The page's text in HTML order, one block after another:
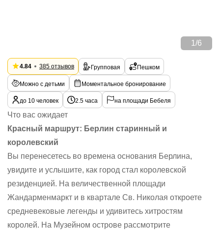
1 /6
4.84 385 отзывов Групповая Пешком
Можно с детьми Моментальное бронирование
до 10 человек 2.5 часа на площади Бебеля
Что вас ожидает
Красный маршрут: Берлин старинный и
королевский
Вы перенесетесь во времена основания Берлина,
увидите и услышите, как город стал королевской
резиденцией. На величественной площади
Жандарменмаркт и в квартале Св. Николая откроете
средневековые легенды и удивитесь хитростям
королей. На Музейном острове рассмотрите